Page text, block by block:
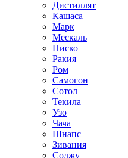
Дистиллят
Кашаса
Марк
Мескаль
Писко
Ракия
Ром
Самогон
Сотол
Текила
Узо
Чача
Шнапс
Зивания
Соджу